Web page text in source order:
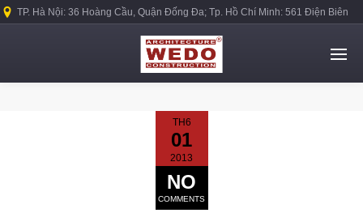
TP. Hà Nội: 36 Hoàng Cầu, Quận Đống Đa; Tp. Hồ Chí Minh: 561 Điện Biên
TH6
01
2013
NO
COMMENTS